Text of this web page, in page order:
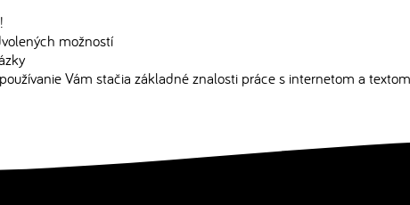
možností
Vám stačia základné znalosti práce s internetom a